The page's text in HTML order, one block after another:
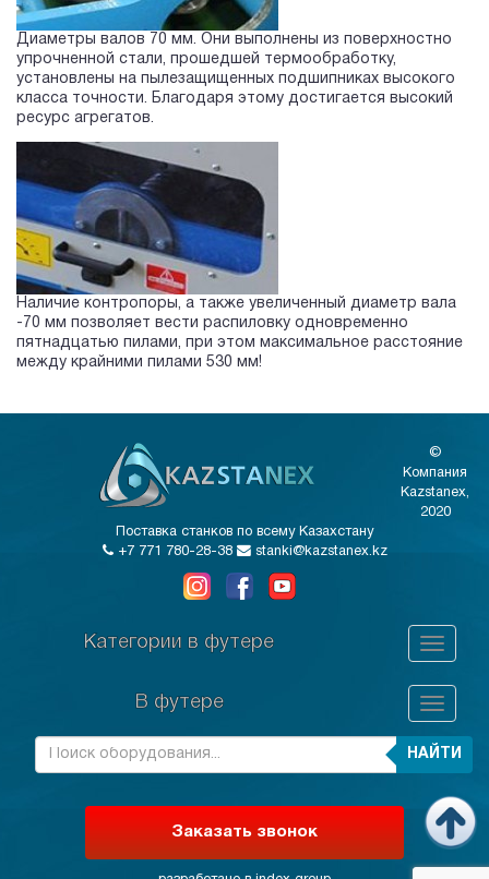
Диаметры валов 70 мм. Они выполнены из поверхностно
упрочненной стали, прошедшей термообработку,
установлены на пылезащищенных подшипниках высокого
класса точности. Благодаря этому достигается высокий
ресурс агрегатов.
Наличие контропоры, а также увеличенный диаметр вала
-70 мм позволяет вести распиловку одновременно
пятнадцатью пилами, при этом максимальное расстояние
между крайними пилами 530 мм!
©
Компания
Kazstanex,
2020
Поставка станков по всему Казахстану
+7 771 780-28-38
stanki@kazstanex.kz
Категории в футере
В футере
НАЙТИ
Заказать звонок